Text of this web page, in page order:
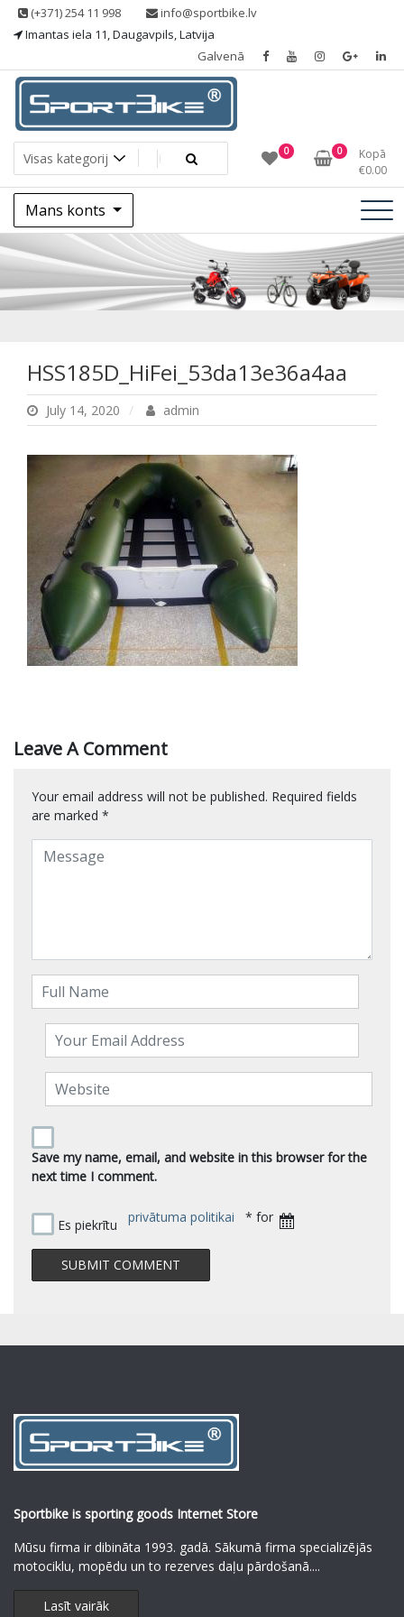
Skip (+371) 254 11 998
info@sportbike.lv
Imantas iela 11, Daugavpils, Latvija
Galvenā
Sportbike
Sporting goods 0 0
Kopā
€0.00
Mans konts
HSS185D_HiFei_53da13e36a4aa
July 14, 2020 admin
Leave A Comment
Your email address will not be published. Required fields
are marked *
Save my name, email, and website in this browser for the
next time I comment.
Es piekrītu privātuma politikai * for
Sportbike is sporting goods Internet Store
Mūsu firma ir dibināta 1993. gadā. Sākumā firma specializējās
motociklu, mopēdu un to rezerves daļu pārdošanā....
Lasīt vairāk